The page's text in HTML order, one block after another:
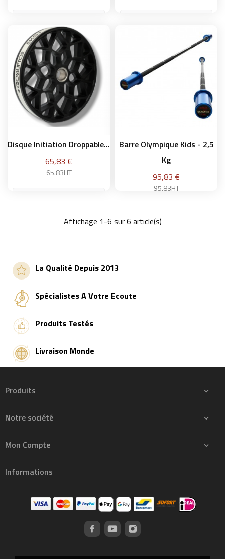
Ajouter au panier Ajouter au panier
Disque Initiation Droppable...
Prix
65,83 €
65.83HT
Ajouter au panier
Barre Olympique Kids - 2,5
Kg
Prix
95,83 €
95.83HT
Affichage 1-6 sur 6 article(s)
La Qualité Depuis 2013
Spécialistes A Votre Ecoute
Produits Testés
Livraison Monde
Produits 
Notre société 
Mon Compte 
Informations